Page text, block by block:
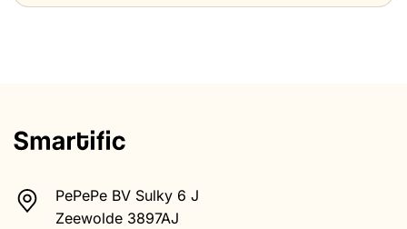
PePePe BV Sulky 6 J
Zeewolde 3897AJ